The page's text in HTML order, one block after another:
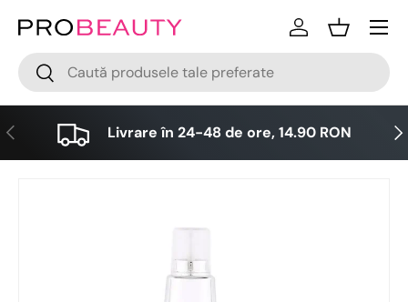
Sari la conținut
Cǎutare
Cǎutare
LogareCos
Meniu
Anterior Livrare în 24-48 de ore, 14.90 RON